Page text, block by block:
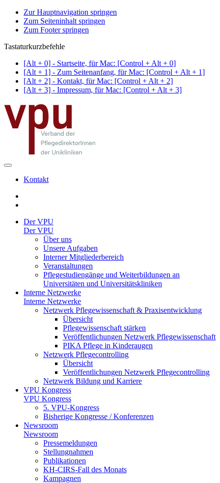
Zur Hauptnavigation springen
Zum Seiteninhalt springen
Zum Footer springen
Tastaturkurzbefehle
[Alt + 0] - Startseite, für Mac: [Control + Alt + 0]
[Alt + 1] - Zum Seitenanfang, für Mac: [Control + Alt + 1]
[Alt + 2] - Kontakt, für Mac: [Control + Alt + 2]
[Alt + 3] - Impressum, für Mac: [Control + Alt + 3]
Kontakt
Der VPU
Der VPU
Über uns
Unsere Aufgaben
Interner Mitgliederbereich
Veranstaltungen
Pflegestudiengänge und Weiterbildungen an
Universitäten und Universitätskliniken
Interne Netzwerke
Interne Netzwerke
Netzwerk Pflegewissenschaft & Praxisentwicklung
Übersicht
Pflegewissenschaft stärken
Veröffentlichungen Netzwerk Pflegewissenschaft
PIKA Pflege in Kinderaugen
Netzwerk Pflegecontrolling
Übersicht
Veröffentlichungen Netzwerk Pflegecontrolling
Netzwerk Bildung und Karriere
VPU Kongress
VPU Kongress
5. VPU-Kongress
Bisherige Kongresse / Konferenzen
Newsroom
Newsroom
Pressemeldungen
Stellungnahmen
Publikationen
KH-CIRS-Fall des Monats
Kampagnen